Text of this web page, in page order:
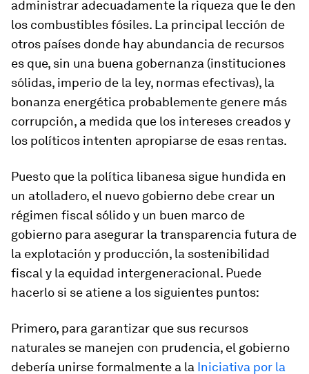
administrar adecuadamente la riqueza que le den
los combustibles fósiles. La principal lección de
otros países donde hay abundancia de recursos
es que, sin una buena gobernanza (instituciones
sólidas, imperio de la ley, normas efectivas), la
bonanza energética probablemente genere más
corrupción, a medida que los intereses creados y
los políticos intenten apropiarse de esas rentas.
Puesto que la política libanesa sigue hundida en
un atolladero, el nuevo gobierno debe crear un
régimen fiscal sólido y un buen marco de
gobierno para asegurar la transparencia futura de
la explotación y producción, la sostenibilidad
fiscal y la equidad intergeneracional. Puede
hacerlo si se atiene a los siguientes puntos:
Primero, para garantizar que sus recursos
naturales se manejen con prudencia, el gobierno
debería unirse formalmente a la Iniciativa por la